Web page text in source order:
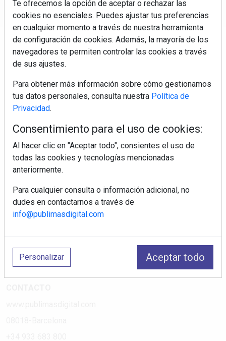
Electromarket: Revista electrodomésticos, noticias canal
electrodomésticos, novedades informáticas, electrónica de
consumo, canal electro, retail, análisis distribución, noticias
pequeño electrodoméstico, datos de mercado.
PÁGINAS
Política de Privacidad
Política de Cookies
Aviso Legal
¿Quiénes somos?
Te ofrecemos la opción de aceptar o rechazar las
cookies no esenciales. Puedes ajustar tus preferencias
en cualquier momento a través de nuestra herramienta
de configuración de cookies. Además, la mayoría de los
navegadores te permiten controlar las cookies a través
de sus ajustes.
Para obtener más información sobre cómo gestionamos
tus datos personales, consulta nuestra Política de
Privacidad.
Consentimiento para el uso de cookies:
Al hacer clic en "Aceptar todo", consientes el uso de
todas las cookies y tecnologías mencionadas
anteriormente.
Para cualquier consulta o información adicional, no
dudes en contactarnos a través de
info@publimasdigital.com
Personalizar Aceptar todo